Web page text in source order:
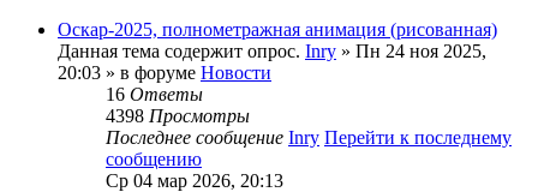
Оскар-2025, полнометражная анимация (рисованная)
Данная тема содержит опрос. Inry » Пн 24 ноя 2025,
20:03 » в форуме Новости
16 Ответы
4398 Просмотры
Последнее сообщение Inry Перейти к последнему
сообщению
Ср 04 мар 2026, 20:13